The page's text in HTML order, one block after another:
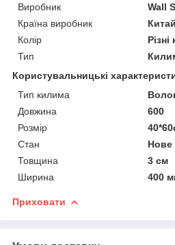
Виробник
Wall
Країна виробник
Китай
Колір
Тип
Користувальницькі
Тип килима
Довжина
600
Розмір
Стан
Нове
Товщина
3 см
Ширина
400
Приховати